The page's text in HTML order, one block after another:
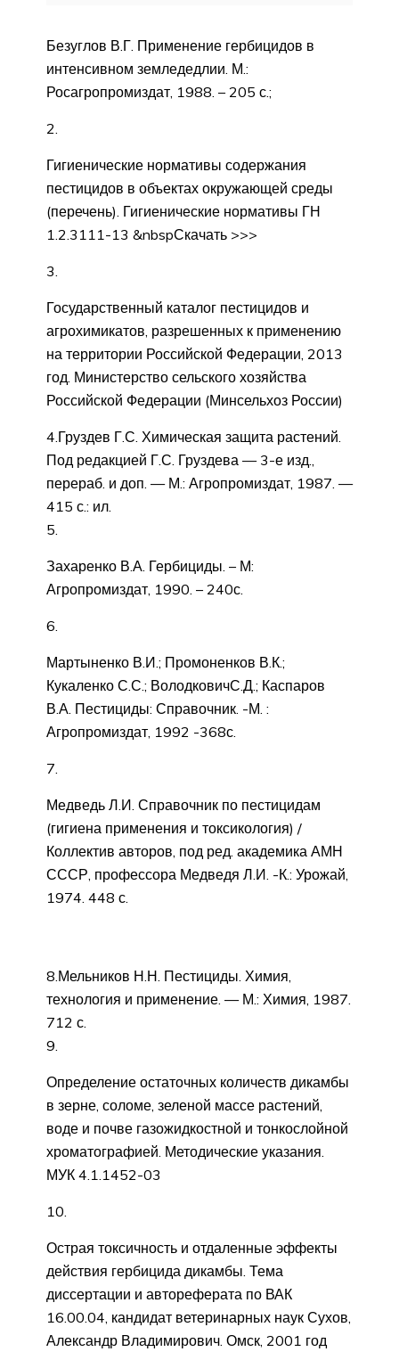
Безуглов В.Г. Применение гербицидов в
интенсивном земледедлии. М.:
Росагропромиздат, 1988. – 205 с.;
2.
Гигиенические нормативы содержания
пестицидов в объектах окружающей среды
(перечень). Гигиенические нормативы ГН
1.2.3111-13 &nbspСкачать >>>
3.
Государственный каталог пестицидов и
агрохимикатов, разрешенных к применению
на территории Российской Федерации, 2013
год. Министерство сельского хозяйства
Российской Федерации (Минсельхоз России)
4.Груздев Г.С. Химическая защита растений.
Под редакцией Г.С. Груздева — 3-е изд.,
перераб. и доп. — М.: Агропромиздат, 1987. —
415 с.: ил.
5.
Захаренко В.А. Гербициды. – М:
Агропромиздат, 1990. – 240с.
6.
Мартыненко В.И.; Промоненков В.К.;
Кукаленко С.С.; ВолодковичС.Д.; Каспаров
В.А. Пестициды: Справочник. -М. :
Агропромиздат, 1992 -368с.
7.
Медведь Л.И. Справочник по пестицидам
(гигиена применения и токсикология) /
Коллектив авторов, под ред. академика АМН
СССР, профессора Медведя Л.И. -К.: Урожай,
1974. 448 с.
8.Мельников Н.Н. Пестициды. Химия,
технология и применение. — М.: Химия, 1987.
712 с.
9.
Определение остаточных количеств дикамбы
в зерне, соломе, зеленой массе растений,
воде и почве газожидкостной и тонкослойной
хроматографией. Методические указания.
МУК 4.1.1452-03
10.
Острая токсичность и отдаленные эффекты
действия гербицида дикамбы. Тема
диссертации и автореферата по ВАК
16.00.04, кандидат ветеринарных наук Сухов,
Александр Владимирович. Омск, 2001 год